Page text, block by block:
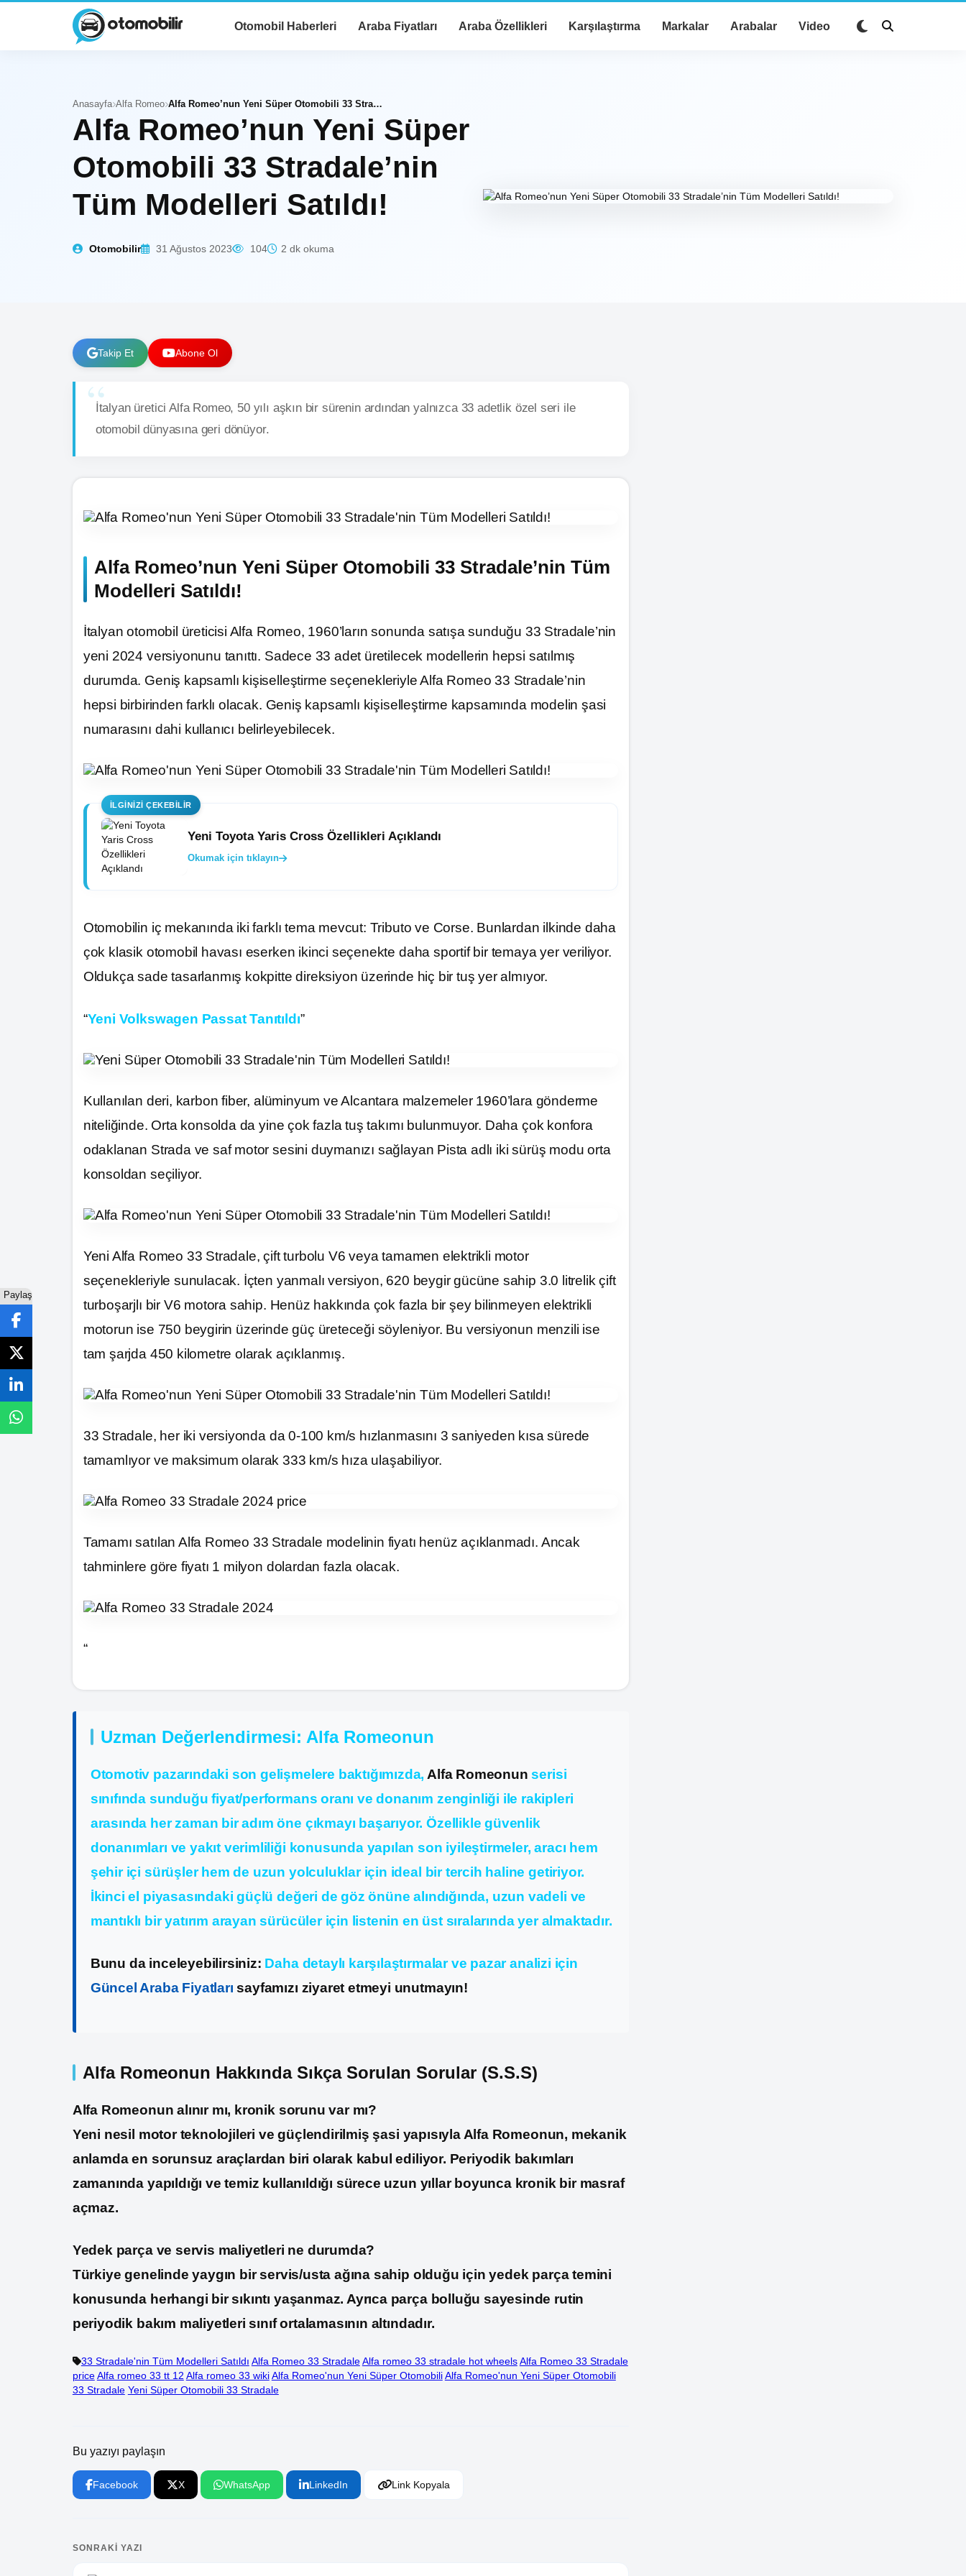
Otomobil Haberleri Araba Fiyatları Araba Özellikleri Karşılaştırma Markalar Arabalar Video
Anasayfa Alfa Romeo Alfa Romeo’nun Yeni Süper Otomobili 33 Stradale’nin Tüm Modelleri Satıldı!
Alfa Romeo’nun Yeni Süper
Otomobili 33 Stradale’nin
Tüm Modelleri Satıldı!
Otomobilir 31 Ağustos 2023 104 2 dk okuma
Takip Et Abone Ol
İtalyan üretici Alfa Romeo, 50 yılı aşkın bir sürenin ardından yalnızca 33 adetlik özel seri ile
otomobil dünyasına geri dönüyor.
Alfa Romeo’nun Yeni Süper Otomobili 33 Stradale’nin Tüm
Modelleri Satıldı!
İtalyan otomobil üreticisi Alfa Romeo, 1960’ların sonunda satışa sunduğu 33 Stradale’nin
yeni 2024 versiyonunu tanıttı. Sadece 33 adet üretilecek modellerin hepsi satılmış
durumda. Geniş kapsamlı kişiselleştirme seçenekleriyle Alfa Romeo 33 Stradale’nin
hepsi birbirinden farklı olacak. Geniş kapsamlı kişiselleştirme kapsamında modelin şasi
numarasını dahi kullanıcı belirleyebilecek.
İLGINIZI ÇEKEBILIR
Yeni Toyota Yaris Cross Özellikleri Açıklandı
Okumak için tıklayın
Otomobilin iç mekanında iki farklı tema mevcut: Tributo ve Corse. Bunlardan ilkinde daha
çok klasik otomobil havası eserken ikinci seçenekte daha sportif bir temaya yer veriliyor.
Oldukça sade tasarlanmış kokpitte direksiyon üzerinde hiç bir tuş yer almıyor.
“Yeni Volkswagen Passat Tanıtıldı”
Kullanılan deri, karbon fiber, alüminyum ve Alcantara malzemeler 1960’lara gönderme
niteliğinde. Orta konsolda da yine çok fazla tuş takımı bulunmuyor. Daha çok konfora
odaklanan Strada ve saf motor sesini duymanızı sağlayan Pista adlı iki sürüş modu orta
konsoldan seçiliyor.
Yeni Alfa Romeo 33 Stradale, çift turbolu V6 veya tamamen elektrikli motor
seçenekleriyle sunulacak. İçten yanmalı versiyon, 620 beygir gücüne sahip 3.0 litrelik çift
turboşarjlı bir V6 motora sahip. Henüz hakkında çok fazla bir şey bilinmeyen elektrikli
motorun ise 750 beygirin üzerinde güç üreteceği söyleniyor. Bu versiyonun menzili ise
tam şarjda 450 kilometre olarak açıklanmış.
33 Stradale, her iki versiyonda da 0-100 km/s hızlanmasını 3 saniyeden kısa sürede
tamamlıyor ve maksimum olarak 333 km/s hıza ulaşabiliyor.
Tamamı satılan Alfa Romeo 33 Stradale modelinin fiyatı henüz açıklanmadı. Ancak
tahminlere göre fiyatı 1 milyon dolardan fazla olacak.
“
Uzman Değerlendirmesi: Alfa Romeonun
Otomotiv pazarındaki son gelişmelere baktığımızda,Alfa Romeonun serisi
sınıfında sunduğu fiyat/performans oranı ve donanım zenginliği ile rakipleri
arasında her zaman bir adım öne çıkmayı başarıyor. Özellikle güvenlik
donanımları ve yakıt verimliliği konusunda yapılan son iyileştirmeler, aracı hem
şehir içi sürüşler hem de uzun yolculuklar için ideal bir tercih haline getiriyor.
İkinci el piyasasındaki güçlü değeri de göz önüne alındığında, uzun vadeli ve
mantıklı bir yatırım arayan sürücüler için listenin en üst sıralarında yer almaktadır.
Bunu da inceleyebilirsiniz: Daha detaylı karşılaştırmalar ve pazar analizi için
Güncel Araba Fiyatları sayfamızı ziyaret etmeyi unutmayın!
Alfa Romeonun Hakkında Sıkça Sorulan Sorular (S.S.S)
Alfa Romeonun alınır mı, kronik sorunu var mı?
Yeni nesil motor teknolojileri ve güçlendirilmiş şasi yapısıyla Alfa Romeonun, mekanik
anlamda en sorunsuz araçlardan biri olarak kabul ediliyor. Periyodik bakımları
zamanında yapıldığı ve temiz kullanıldığı sürece uzun yıllar boyunca kronik bir masraf
açmaz.
Yedek parça ve servis maliyetleri ne durumda?
Türkiye genelinde yaygın bir servis/usta ağına sahip olduğu için yedek parça temini
konusunda herhangi bir sıkıntı yaşanmaz. Ayrıca parça bolluğu sayesinde rutin
periyodik bakım maliyetleri sınıf ortalamasının altındadır.
33 Stradale'nin Tüm Modelleri Satıldı Alfa Romeo 33 Stradale Alfa romeo 33 stradale hot wheels Alfa Romeo 33 Stradale
price Alfa romeo 33 tt 12 Alfa romeo 33 wiki Alfa Romeo'nun Yeni Süper Otomobili Alfa Romeo'nun Yeni Süper Otomobili
33 Stradale Yeni Süper Otomobili 33 Stradale
Bu yazıyı paylaşın
Facebook X WhatsApp LinkedIn Link Kopyala
SONRAKI YAZI
Paylaş